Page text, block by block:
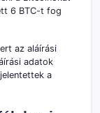
6 BTC-t fog
az aláírási
adatok
a